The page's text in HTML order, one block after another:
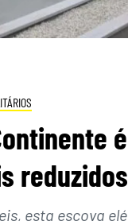
esta escova